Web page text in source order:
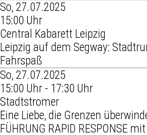
So, 27.07.2025
15:00 Uhr
Central Kabarett Leipzig
Leipzig auf dem Segway:
Fahrspaß
So, 27.07.2025
15:00 Uhr - 17:30 Uhr
Stadtstromer
Eine Liebe, die Grenzen
FÜHRUNG RAPID RESPONSE